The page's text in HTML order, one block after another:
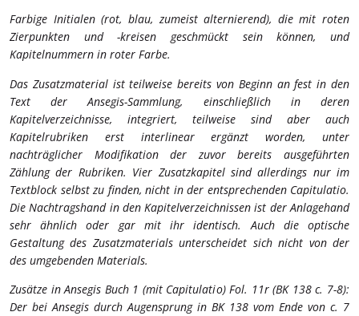
Farbige Initialen (rot, blau, zumeist alternierend), die mit roten
Zierpunkten und -kreisen geschmückt sein können, und
Kapitelnummern in roter Farbe.
Das Zusatzmaterial ist teilweise bereits von Beginn an fest in den
Text der Ansegis-Sammlung, einschließlich in deren
Kapitelverzeichnisse, integriert, teilweise sind aber auch
Kapitelrubriken erst interlinear ergänzt worden, unter
nachträglicher Modifikation der zuvor bereits ausgeführten
Zählung der Rubriken. Vier Zusatzkapitel sind allerdings nur im
Textblock selbst zu finden, nicht in der entsprechenden Capitulatio.
Die Nachtragshand in den Kapitelverzeichnissen ist der Anlagehand
sehr ähnlich oder gar mit ihr identisch. Auch die optische
Gestaltung des Zusatzmaterials unterscheidet sich nicht von der
des umgebenden Materials.
Zusätze in Ansegis Buch 1 (mit Capitulatio)Fol. 11r (BK 138 c. 7-8):
Der bei Ansegis durch Augensprung in BK 138 vom Ende von c. 7